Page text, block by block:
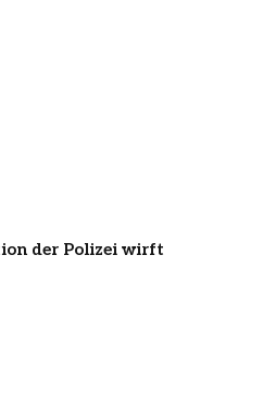
der Polizei wirft